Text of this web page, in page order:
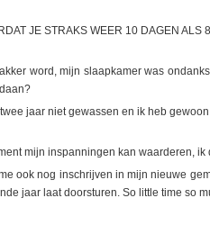
JE STRAKS WEER 10 DAGEN ALS
word, mijn slaapkamer was
jaar niet gewassen en ik heb
mijn inspanningen kan waarderen, ik
ook nog inschrijven in mijn nieuwe
jaar laat doorsturen. So little time so